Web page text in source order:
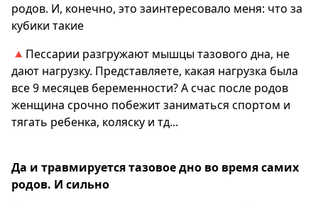
родов. И, конечно, это заинтересовало меня: что за
кубики такие
🔺Пессарии разгружают мышцы тазового дна, не
дают нагрузку. Представляете, какая нагрузка была
все 9 месяцев беременности? А счас после родов
женщина срочно побежит заниматься спортом и
тягать ребенка, коляску и тд...
Да и травмируется тазовое дно во время самих
родов. И сильно